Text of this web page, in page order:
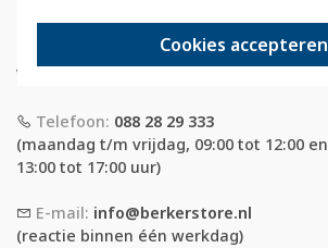
Cookies accepteren
International B.V. en geen webwinkel of
onderdeel van Hager
Vertriebsgesellschaft GmbH & Co. KG.
Telefoon: 088 28 29 333
(maandag t/m vrijdag, 09:00 tot 12:00 en
13:00 tot 17:00 uur)
E-mail: info@berkerstore.nl
(reactie binnen één werkdag)